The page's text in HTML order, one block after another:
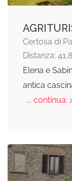
Certosa di
Distanza:
Elena e
antica
... continua: